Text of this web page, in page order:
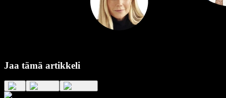
Jaa tämä artikkeli